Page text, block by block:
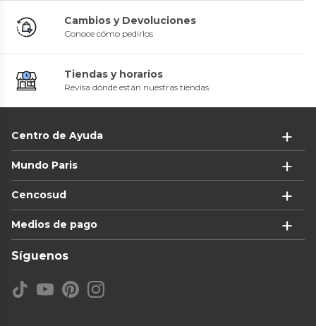
Cambios y Devoluciones
Conoce cómo pedirlos
Tiendas y horarios
Revisa dónde están nuestras tiendas
Centro de Ayuda
Mundo Paris
Cencosud
Medios de pago
Síguenos